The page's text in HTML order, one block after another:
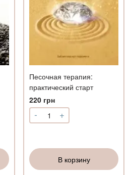
Песочная терапия:
практический старт
220 грн
-
Количество
Песочная
+
В корзину